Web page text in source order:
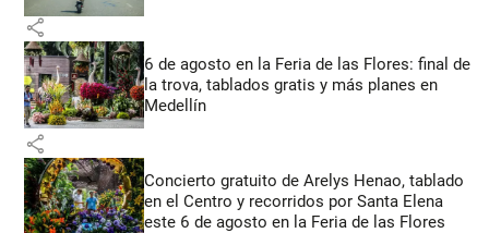
share
6 de agosto en la Feria de las Flores: final de
la trova, tablados gratis y más planes en
Medellín
share
Concierto gratuito de Arelys Henao, tablado
en el Centro y recorridos por Santa Elena
este 6 de agosto en la Feria de las Flores